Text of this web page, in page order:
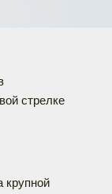
стрелке
крупной